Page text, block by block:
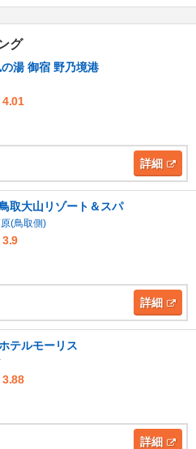
グ
湯 御宿 野乃境港
4.01
詳細
取大山リゾート＆スパ
(鳥取側)
3.9
詳細
テルモーリス
3.88
詳細